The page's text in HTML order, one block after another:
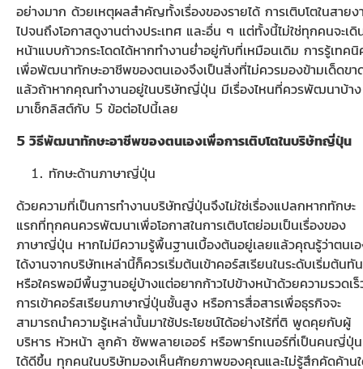
อย่างมาก ด้วยเหตุผลสำคัญทั้งเรื่องของรายได้ การเติบโตในสายง
ไปจนถึงโอกาสดูงานต่างประเทศ และอื่น ๆ แต่ทั้งนี้ไม่ใช่ทุกคนจะเดิ
หน้าแบบก้าวกระโดดได้หากทำงานย่ำอยู่กับที่เหมือนเดิม การรู้เทคนิ
เพื่อพัฒนาทักษะอาชีพของตนเองจึงเป็นสิ่งที่ไม่ควรมองข้ามเด็ดขา
แล้วถ้าหากคุณทำงานอยู่ในบริษัทญี่ปุ่น มีเรื่องไหนที่ควรพัฒนาบ้าง
มาเช็กลิสต์กับ 5 ข้อต่อไปนี้เลย
5 วิธีพัฒนาทักษะอาชีพของตนเองเพื่อการเติบโตในบริษัทญี่ปุ่น
ทักษะด้านภาษาญี่ปุ่น
ด้วยความที่เป็นการทำงานบริษัทญี่ปุ่นจึงไม่ใช่เรื่องแปลกหากทักษะ
แรกที่ทุกคนควรพัฒนาเพื่อโอกาสในการเติบโตย่อมเป็นเรื่องของ
ภาษาญี่ปุ่น หากไม่มีความรู้พื้นฐานเบื้องต้นอยู่เลยแล้วคุณรู้ว่าตนเ
ได้งานจากบริษัทเหล่านี้ก็ควรเริ่มต้นเข้าคอร์สเรียนในระดับเริ่มต้นทั
หรือใครพอมีพื้นฐานอยู่บ้างแต่อยากก้าวไปข้างหน้าด้วยความรวดเร็
การเข้าคอร์สเรียนภาษาญี่ปุ่นชั้นสูง หรือการสื่อสารเพื่อธุรกิจจะ
สามารถนำความรู้เหล่านั้นมาใช้ประโยชน์ได้อย่างไร้ที่ติ พูดคุยกับผู้
บริหาร หัวหน้า ลูกค้า ซัพพลายเออร์ หรือพาร์ทเนอร์ที่เป็นคนญี่ปุ่น
ได้ดีขึ้น ทุกคนในบริษัทมองเห็นศักยภาพของคุณและไม่รู้สึกคัดค้าน